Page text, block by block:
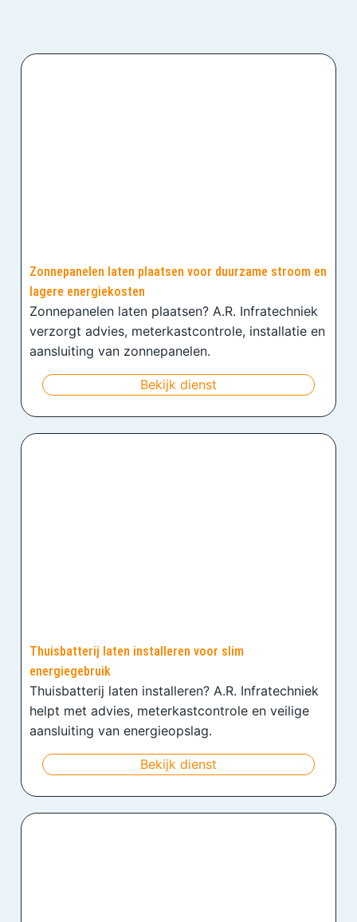
Zonnepanelen laten plaatsen voor duurzame stroom en
lagere energiekosten
Zonnepanelen laten plaatsen? A.R. Infratechniek
verzorgt advies, meterkastcontrole, installatie en
aansluiting van zonnepanelen.
Bekijk dienst
Thuisbatterij laten installeren voor slim
energiegebruik
Thuisbatterij laten installeren? A.R. Infratechniek
helpt met advies, meterkastcontrole en veilige
aansluiting van energieopslag.
Bekijk dienst